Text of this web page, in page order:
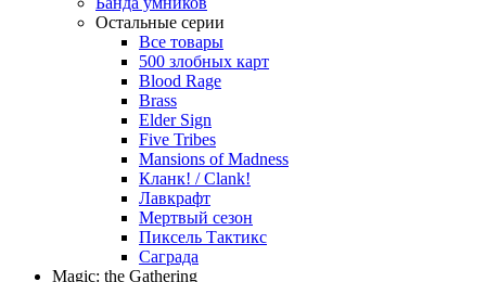
Остальные серии
Все товары
500 злобных карт
Blood Rage
Brass
Elder Sign
Five Tribes
Mansions of Madness
Кланк! / Clank!
Лавкрафт
Мертвый сезон
Пиксель Тактикс
Саграда
Magic: the Gathering